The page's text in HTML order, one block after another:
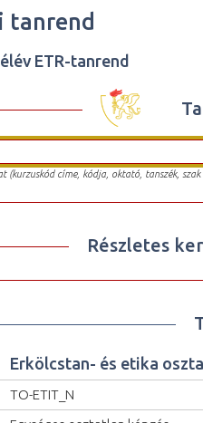
tanrend
ETR-tanrend
(kurzuskód címe, kódja, oktató, tanszék,
Részletes
Erkölcstan- és etika
TO-ETIT_N